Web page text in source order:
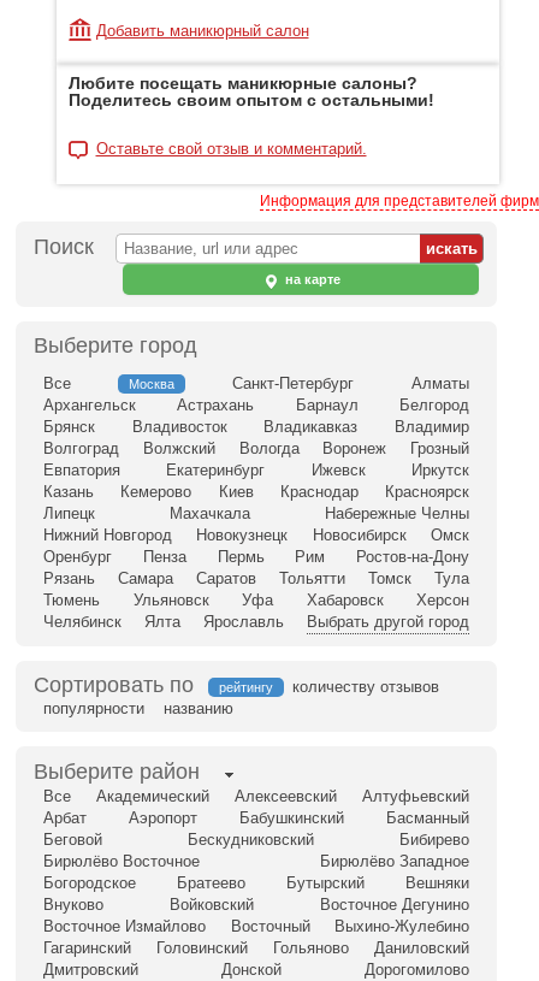
Добавить маникюрный салон
Любите посещать маникюрные салоны?
Поделитесь своим опытом с остальными!
Оставьте свой отзыв и комментарий.
Информация для представителей фирм
Поиск
на карте
Выберите город
Все Москва Санкт-Петербург
Алматы
Архангельск
Астрахань Барнаул
Белгород
Брянск
Владивосток Владикавказ
Владимир
Волгоград
Волжский Вологда Воронеж
Грозный
Евпатория
Екатеринбург Ижевск
Иркутск
Казань
Кемерово Киев Краснодар
Красноярск
Липецк
Махачкала
Набережные Челны
Нижний Новгород
Новокузнецк Новосибирск
Омск
Оренбург
Пенза Пермь Рим
Ростов-на-Дону
Рязань
Самара Саратов Тольятти Томск
Тула
Тюмень
Ульяновск Уфа Хабаровск
Херсон
Челябинск
Ялта Ярославль Выбрать другой город
Сортировать по рейтингу
количеству отзывов
популярности
названию
Выберите район
Все Академический Алексеевский
Алтуфьевский
Арбат
Аэропорт Бабушкинский
Басманный
Беговой
Бескудниковский
Бибирево
Бирюлёво Восточное
Бирюлёво Западное
Богородское
Братеево Бутырский
Вешняки
Внуково
Войковский
Восточное Дегунино
Восточное Измайлово
Восточный
Выхино-Жулебино
Гагаринский
Головинский Гольяново
Даниловский
Дмитровский
Донской
Дорогомилово